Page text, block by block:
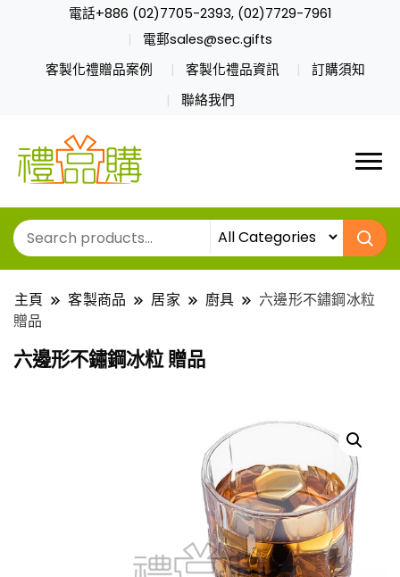
電話+886 (02)7705-2393, (02)7729-7961
電郵sales@sec.gifts
客製化禮贈品案例
客製化禮品資訊
訂購須知
聯絡我們
主頁 客製商品 居家 廚具
六邊形不鏽鋼冰粒
贈品
六邊形不鏽鋼冰粒 贈品